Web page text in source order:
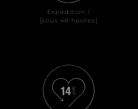
Expédition /
[sous 48 heures]